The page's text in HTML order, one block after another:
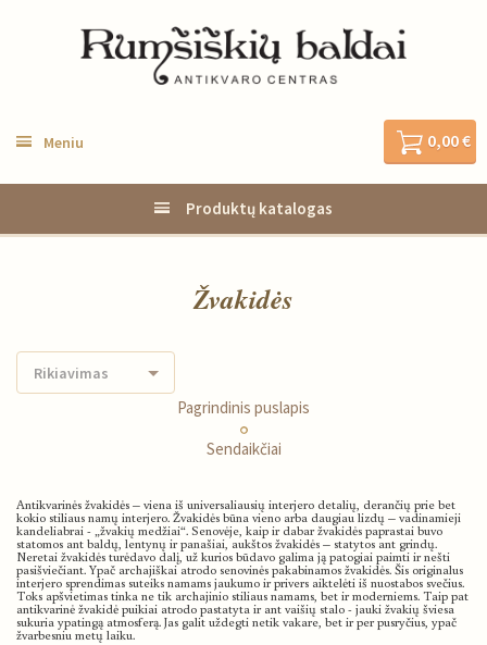
Meniu 0,00 €
Produktų katalogas
Rikiavimas
Žvakidės
Pagrindinis puslapis
Sendaikčiai
Antikvarinės žvakidės – viena iš universaliausių interjero detalių, derančių prie bet
kokio stiliaus namų interjero. Žvakidės būna vieno arba daugiau lizdų – vadinamieji
kandeliabrai - „žvakių medžiai“. Senovėje, kaip ir dabar žvakidės paprastai buvo
statomos ant baldų, lentynų ir panašiai, aukštos žvakidės – statytos ant grindų.
Neretai žvakidės turėdavo dalį, už kurios būdavo galima ją patogiai paimti ir nešti
pasišviečiant. Ypač archajiškai atrodo senovinės pakabinamos žvakidės. Šis originalus
interjero sprendimas suteiks namams jaukumo ir privers aiktelėti iš nuostabos svečius.
Toks apšvietimas tinka ne tik archajinio stiliaus namams, bet ir moderniems. Taip pat
antikvarinė žvakidė puikiai atrodo pastatyta ir ant vaišių stalo - jauki žvakių šviesa
sukuria ypatingą atmosferą. Jas galit uždegti netik vakare, bet ir per pusryčius, ypač
žvarbesniu metų laiku.